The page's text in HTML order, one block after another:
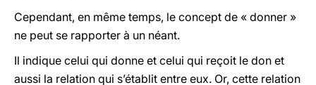
Cependant, en même temps, le concept de « donner »
ne peut se rapporter à un néant.
Il indique celui qui donne et celui qui reçoit le don et
aussi la relation qui s’établit entre eux. Or, cette relation